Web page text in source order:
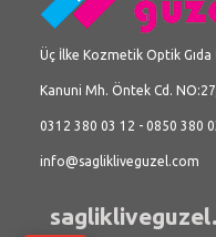
Üç İlke Kozmetik Optik Gıda
Kanuni Mh. Öntek Cd.
0312 380 03 12 - 0850 380
info@saglikliveguzel.com